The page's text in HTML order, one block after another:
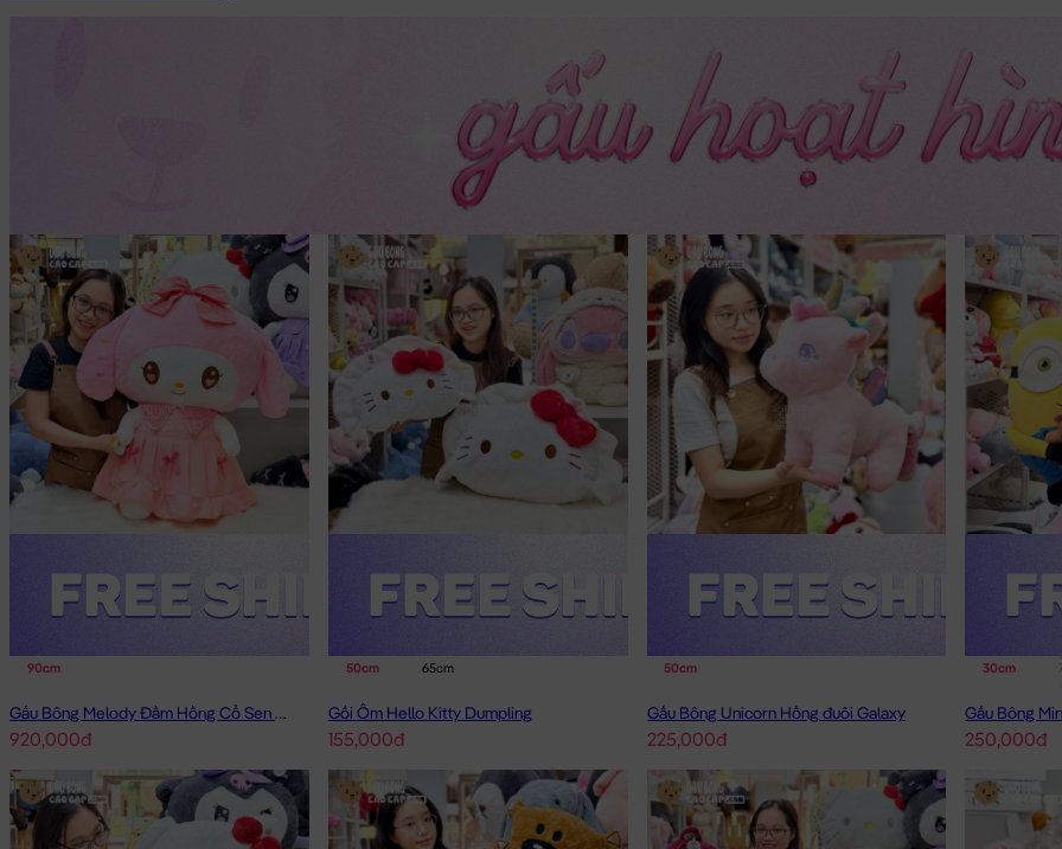
Gấu Bông Unicorn
90cm
Gấu Bông Melody Đầm Hồng Cổ Sen Đeo Nơ
920,000đ
50cm 65cm
Gối Ôm Hello Kitty Dumpling
155,000đ
50cm
Gấu Bông Unicorn Hồng đuôi Galaxy
225,000đ
30cm
Gấu Bông
250,000đ